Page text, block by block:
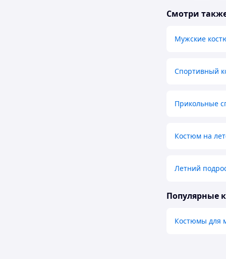
Смотри
Мужские
Спортивный
Прикольные
Костюм на
Летний
Популярные
Костюмы для